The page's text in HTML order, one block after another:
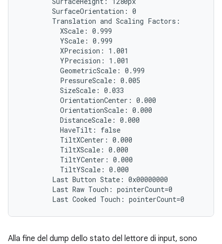
        SurfaceOrientation: 0
        Translation and Scaling Factors:
          XScale: 0.999
          YScale: 0.999
          XPrecision: 1.001
          YPrecision: 1.001
          GeometricScale: 0.999
          PressureScale: 0.005
          SizeScale: 0.033
          OrientationCenter: 0.000
          OrientationScale: 0.000
          DistanceScale: 0.000
          HaveTilt: false
          TiltXCenter: 0.000
          TiltXScale: 0.000
          TiltYCenter: 0.000
          TiltYScale: 0.000
        Last Button State: 0x00000000
        Last Raw Touch: pointerCount=0
Alla fine del dump dello stato del lettore di input, sono